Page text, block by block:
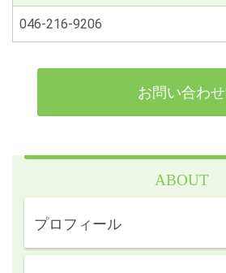
046-216-9206
お問い合わせ
ABOUT
プロフィール